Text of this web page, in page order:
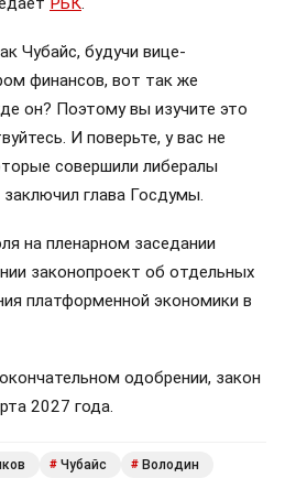
Чубайс, будучи вице-
финансов, вот так же
он? Поэтому вы изучите это
И поверьте, у вас не
совершили либералы
глава Госдумы.
на пленарном заседании
законопроект об отдельных
платформенной экономики в
одобрении, закон
2027 года.
# Чубайс # Володин